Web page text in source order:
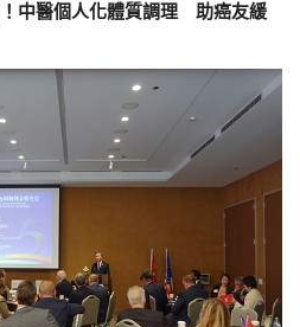
中醫個人化體質調理 助癌友緩